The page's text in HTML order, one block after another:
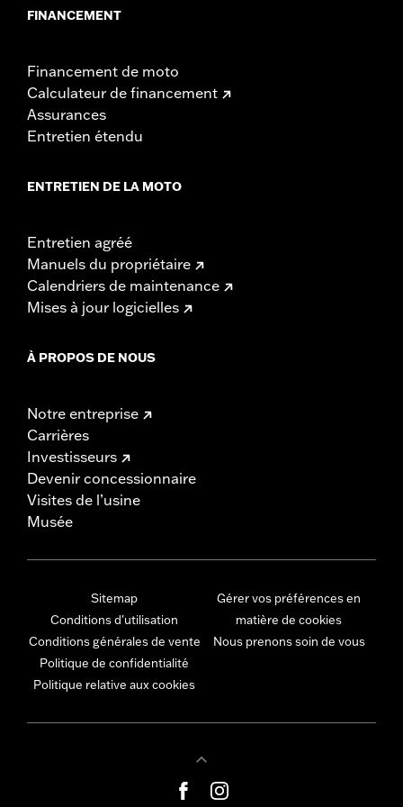
FINANCEMENT
Financement de moto
Calculateur de financement
Assurances
Entretien étendu
ENTRETIEN DE LA MOTO
Entretien agréé
Manuels du propriétaire
Calendriers de maintenance
Mises à jour logicielles
À PROPOS DE NOUS
Notre entreprise
Carrières
Investisseurs
Devenir concessionnaire
Visites de l’usine
Musée
Sitemap
Conditions d'utilisation
Conditions générales de vente
Politique de confidentialité
Politique relative aux cookies
Gérer vos préférences en
matière de cookies
Nous prenons soin de vous